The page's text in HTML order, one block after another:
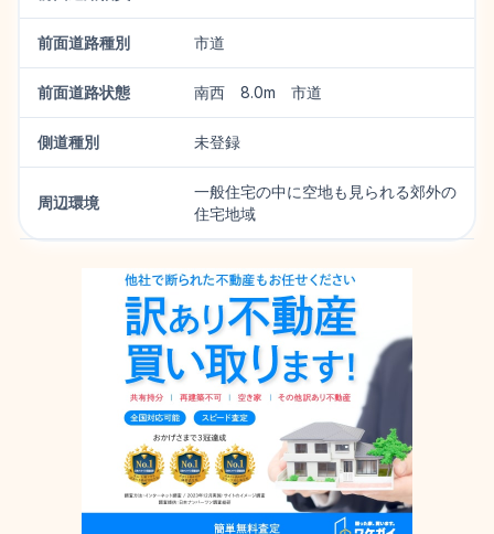
前面道路種別 市道
前面道路状態 南西 8.0m 市道
側道種別 未登録
周辺環境
一般住宅の中に空地も見られる郊外の
住宅地域